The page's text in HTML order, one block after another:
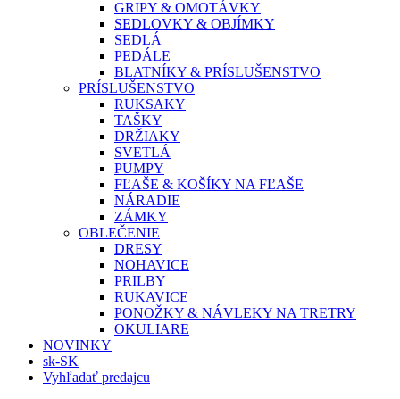
GRIPY & OMOTÁVKY
SEDLOVKY & OBJÍMKY
SEDLÁ
PEDÁLE
BLATNÍKY & PRÍSLUŠENSTVO
PRÍSLUŠENSTVO
RUKSAKY
TAŠKY
DRŽIAKY
SVETLÁ
PUMPY
FĽAŠE & KOŠÍKY NA FĽAŠE
NÁRADIE
ZÁMKY
OBLEČENIE
DRESY
NOHAVICE
PRILBY
RUKAVICE
PONOŽKY & NÁVLEKY NA TRETRY
OKULIARE
NOVINKY
sk-SK
Vyhľadať predajcu